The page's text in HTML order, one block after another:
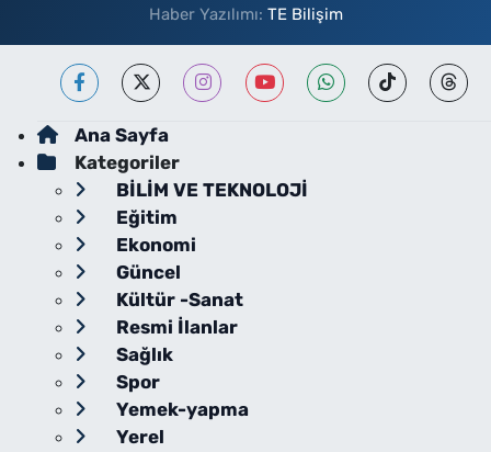
Haber Yazılımı: TE Bilişim
Ana Sayfa
Kategoriler
BİLİM VE TEKNOLOJİ
Eğitim
Ekonomi
Güncel
Kültür -Sanat
Resmi İlanlar
Sağlık
Spor
Yemek-yapma
Yerel